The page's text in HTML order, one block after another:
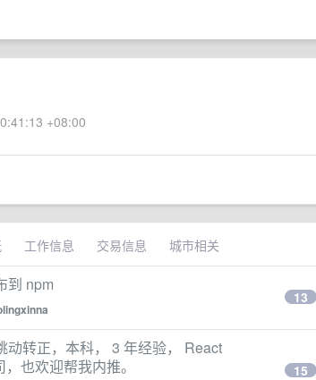
+08:00
工作信息 交易信息 城市相关
到 npm
13
动转正，本科， 3 年经验， React
也欢迎帮我内推。
15